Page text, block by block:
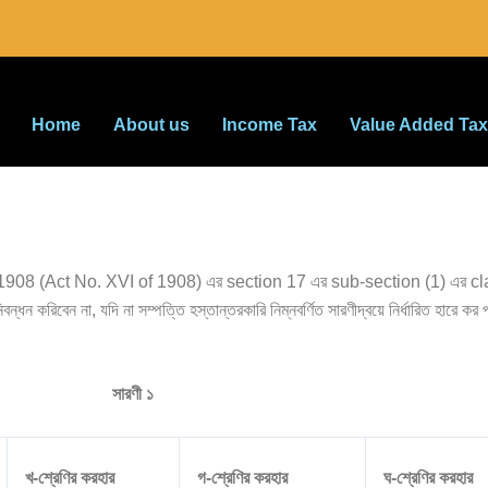
Home About us Income Tax Value Added
1908 (Act No. XVI of 1908) এর section 17 এর sub-section (1) এর
না, যদি না সম্পত্তি হস্তান্তরকারি নিম্নবর্ণিত সারণীদ্বয়ে নির্ধারিত হারে কর
সারণী ১
খ-শ্রেণির করহার গ-শ্রেণির করহার ঘ-শ্রেণির করহার